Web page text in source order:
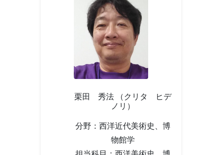
栗田 秀法 （クリタ ヒデ
ノリ）
分野：西洋近代美術史、博
物館学